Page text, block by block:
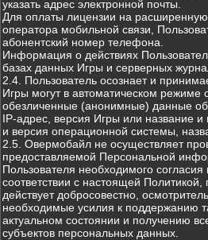
указать адрес электронной почты.
Для оплаты лицензии на
оператора мобильной связи,
абонентский номер телефона.
Информация о действиях
базах данных Игры и серверных
2.4. Пользователь осознает и
Игры могут в автоматическом режиме
обезличенные (анонимные) данные об
IP-адрес, версия Игры или название и
и версия операционной системы,
2.5. Овермобайл не осуществляет
предоставляемой Персональной
Пользователя необходимого согласия
соответствии с настоящей Политикой,
действует добросовестно,
необходимые усилия к поддержанию
актуальном состоянии и получению
субъектов персональных данных.